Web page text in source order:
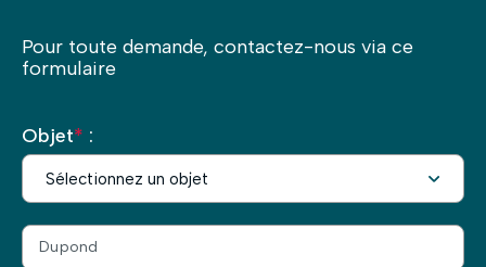
Pour toute demande, contactez-nous via ce
formulaire
Objet* :